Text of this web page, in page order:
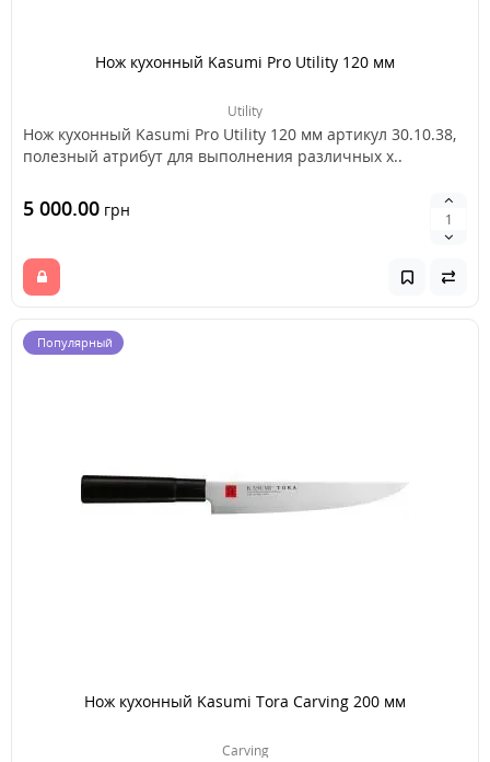
Нож кухонный Kasumi Pro Utility 120 мм
Utility
Нож кухонный Kasumi Pro Utility 120 мм артикул 30.10.38,
полезный атрибут для выполнения различных х..
5 000.00 грн
Популярный
Нож кухонный Kasumi Tora Carving 200 мм
Carving